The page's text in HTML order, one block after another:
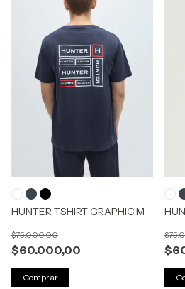
HUNTER TSHIRT GRAPHIC M
$60.000,00
$75.000,00
Comprar